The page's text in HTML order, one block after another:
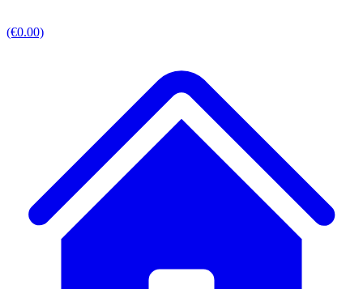
(€0.00)